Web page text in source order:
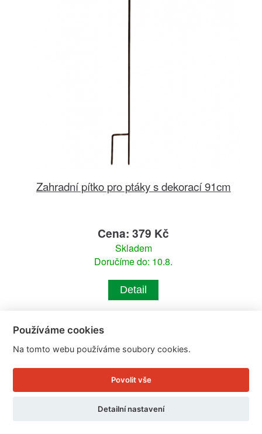
Zahradní pítko pro ptáky s dekorací 91cm
Cena: 379 Kč
Skladem
Doručíme do: 10.8.
Detail
Používáme cookies
Na tomto webu používáme soubory cookies.
Povolit vše
Detailní nastavení